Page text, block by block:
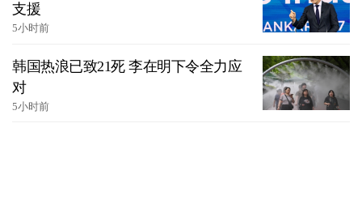
支援
5小时前
韩国热浪已致21死 李在明下令全力应
对
5小时前